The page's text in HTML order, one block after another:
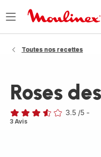
Ouvrir
Toutes nos recettes
Roses
ratings.3.5
3.5 /5 -
3 Avis